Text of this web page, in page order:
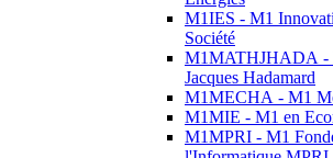
M1IES - M1
Société
M1MATHJHADA -
Jacques Hadamard
M1MECHA - M1
M1MIE - M1 en
M1MPRI - M1